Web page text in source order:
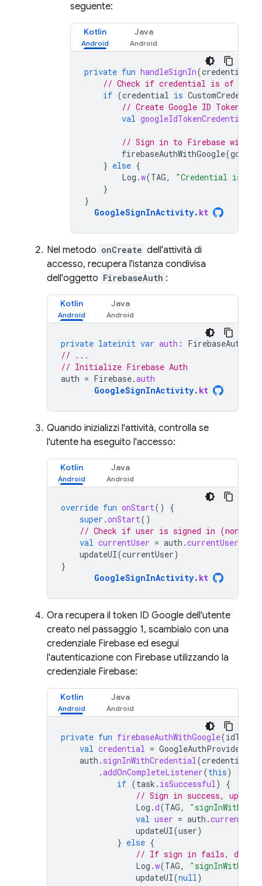
seguente:
Kotlin Java
private fun handleSignIn(credential
// Check if credential is of type
if (credential is
// Create Google ID Token
val googleIdTokenCredential
// Sign in to Firebase with
firebaseAuthWithGoogle(
} else {
Log .w(TAG,
"Credential is
}
}
GoogleSignInActivity. kt
Nel metodo onCreate dell'attività di
accesso, recupera l'istanza condivisa
dell'oggetto FirebaseAuth :
Kotlin Java
private lateinit var auth :
FirebaseAuth
// ...
// Initialize Firebase Auth
auth = Firebase.auth
GoogleSignInActivity. kt
Quando inizializzi l'attività, controlla se
l'utente ha eseguito l'accesso:
Kotlin Java
override fun onStart()
{
super .onStart()
// Check if user is signed in (non-
val currentUser = auth .currentUser
updateUI(currentUser)
}
GoogleSignInActivity. kt
Ora recupera il token ID Google dell'utente
creato nel passaggio 1, scambialo con una
credenziale Firebase ed esegui
l'autenticazione con Firebase utilizzando la
credenziale Firebase:
Kotlin Java
private fun firebaseAuthWithGoogle(idToken
val credential = GoogleAuthProvider
auth . signInWithCredential(credential
.addOnCompleteListener(this) {
if (task . isSuccessful)
{
// Sign in success,
Log .d(TAG,
val user = auth .currentUser
updateUI(user)
} else {
// If sign in fails, display
Log .w(TAG,
updateUI(null)